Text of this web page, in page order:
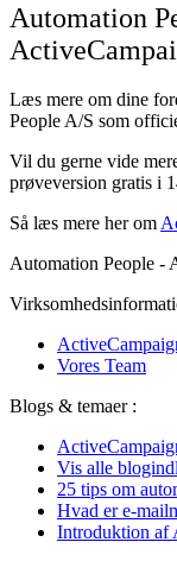
Automation
Læs mere om dine
People A/S som
Vil du gerne vide
prøveversion gratis i
Så læs mere her om
Automation People -
Vores Team
Blogs & temaer :
Vis alle
25 tips om
Hvad er e-
Introduktion af